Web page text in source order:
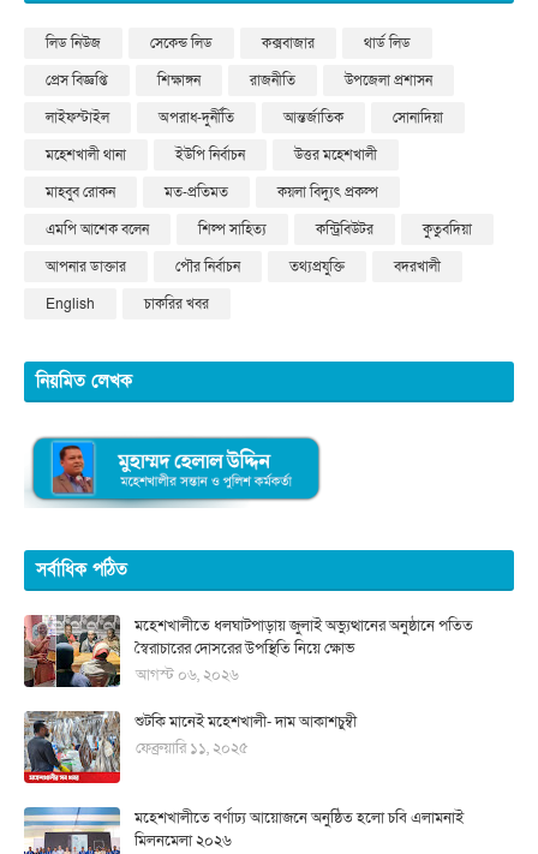
লিড নিউজ সেকেন্ড লিড কক্সবাজার
থার্ড লিড
প্রেস বিজ্ঞপ্তি
শিক্ষাঙ্গন রাজনীতি
উপজেলা প্রশাসন
লাইফস্টাইল
অপরাধ-দুর্নীতি আন্তর্জাতিক
সোনাদিয়া
মহেশখালী থানা
ইউপি নির্বাচন
উত্তর মহেশখালী
মাহবুব রোকন
মত-প্রতিমত
কয়লা বিদ্যুৎ প্রকল্প
এমপি আশেক বলেন
শিল্প সাহিত্য কন্ট্রিবিউটর
কুতুবদিয়া
আপনার ডাক্তার
পৌর নির্বাচন তথ্যপ্রযুক্তি
বদরখালী
English
চাকরির খবর
নিয়মিত লেখক
সর্বাধিক পঠিত
মহেশখালীতে ধলঘাটপাড়ায় জুলাই অভ্যুত্থানের অনুষ্ঠানে পতিত
স্বৈরাচারের দোসরের উপস্থিতি নিয়ে ক্ষোভ
আগস্ট ০৬, ২০২৬
শুটকি মানেই মহেশখালী- দাম আকাশচুম্বী
ফেব্রুয়ারি ১১, ২০২৫
মহেশখালীতে বর্ণাঢ্য আয়োজনে অনুষ্ঠিত হলো চবি এলামনাই
মিলনমেলা ২০২৬